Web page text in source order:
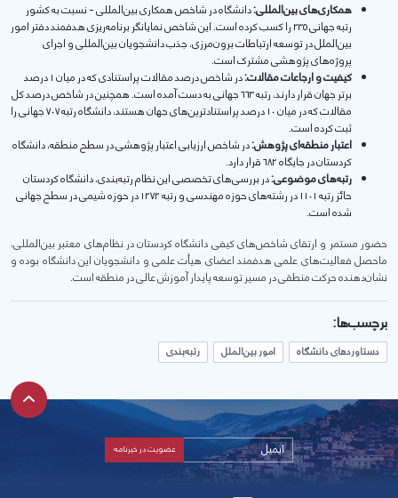
همکاری‌های بین‌المللی:دانشگاه در شاخص همکاری بین‌المللی - نسبت به کشور
رتبه جهانی ۲۳۵ را کسب کرده است. این شاخص نمایانگر برنامه‌ریزی هدفمند دفتر امور
بین‌الملل در توسعه ارتباطات برون‌مرزی، جذب دانشجویان بین‌المللی و اجرای
پروژه‌های پژوهشی مشترک است.
کیفیت و ارجاعات مقالات:
در شاخص درصد مقالات پراستنادی که در میان ۱ درصد
برتر جهان قرار دارند، رتبه ۶۶۳ جهانی به دست آمده است. همچنین در شاخص درصد کل
مقالات که در میان ۱۰ درصد پراستنادترین‌های جهان هستند، دانشگاه رتبه ۷۰۷ جهانی را
ثبت کرده است.
اعتبار منطقه‌ای پژوهش:در شاخص ارزیابی اعتبار پژوهشی در سطح منطقه، دانشگاه
کردستان در جایگاه ۶۸۲ قرار دارد.
رتبه‌های موضوعی:در بررسی‌های تخصصی این نظام رتبه‌بندی، دانشگاه کردستان
حائز رتبه ۱۱۰۱ در رشته‌های حوزه مهندسی و رتبه ۱۲۷۲ در حوزه شیمی در سطح جهانی
شده است.
حضور مستمر و ارتقای شاخص‌های کیفی دانشگاه کردستان در نظام‌های معتبر بین‌المللی،
ماحصل فعالیت‌های علمی هدفمند اعضای هیأت علمی و دانشجویان این دانشگاه بوده و
نشان‌دهنده حرکت منطقی در مسیر توسعه پایدار آموزش عالی در منطقه است.
برچسب‌ها:
دستاوردهای دانشگاه امور بین‌الملل رتبه‌بندی